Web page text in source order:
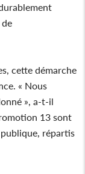
cette démarche
« Nous
», a-t-il
13 sont
répartis